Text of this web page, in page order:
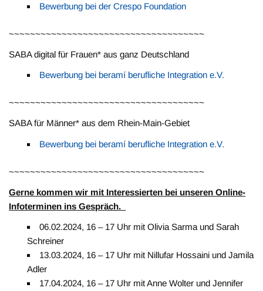
Bewerbung bei der Crespo Foundation
~~~~~~~~~~~~~~~~~~~~~~~~~~~~~~~~~~~~~
SABA digital für Frauen* aus ganz Deutschland
Bewerbung bei beramí berufliche Integration e.V.
~~~~~~~~~~~~~~~~~~~~~~~~~~~~~~~~~~~~~
SABA für Männer* aus dem Rhein-Main-Gebiet
Bewerbung bei beramí berufliche Integration e.V.
~~~~~~~~~~~~~~~~~~~~~~~~~~~~~~~~~~~~~
Gerne kommen wir mit Interessierten bei unseren Online-
Infoterminen ins Gespräch.
06.02.2024, 16 – 17 Uhr mit Olivia Sarma und Sarah
Schreiner
13.03.2024, 16 – 17 Uhr mit Nillufar Hossaini und Jamila
Adler
17.04.2024, 16 – 17 Uhr mit Anne Wolter und Jennifer